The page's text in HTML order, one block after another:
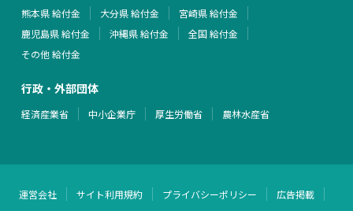
熊本県 給付金
大分県 給付金
宮崎県 給付金
鹿児島県 給付金
沖縄県 給付金
全国 給付金
その他 給付金
行政・外部団体
経済産業省 中小企業庁 厚生労働省 農林水産省
運営会社 サイト利用規約 プライバシーポリシー
広告掲載